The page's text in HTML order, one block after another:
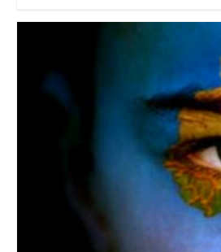
Adventure Tv
Travel Vloggers